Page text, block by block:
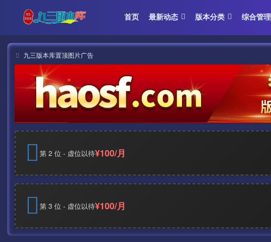
首页 最新动态 版本分类 综合管理
九三版本库置顶图片广告
第 2 位 - 虚位以待¥100/月
第 3 位 - 虚位以待¥100/月